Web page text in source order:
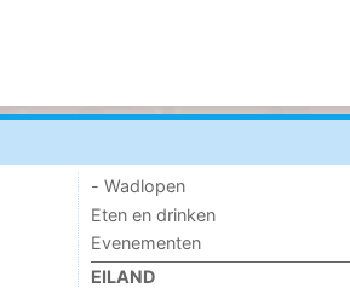
- Wadlopen
Eten en drinken
Evenementen
EILAND